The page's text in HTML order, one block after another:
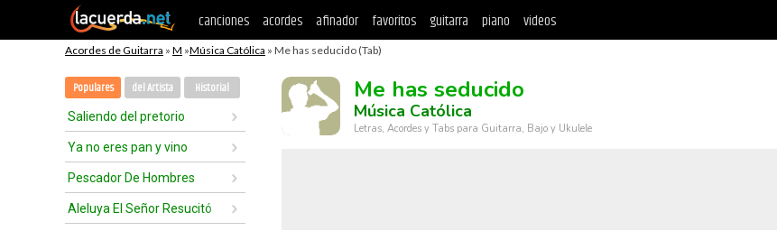
canciones acordes afinador favoritos guitarra piano videos
Acordes de Guitarra » M »Música Católica » Me has seducido (Tab)
Populares del Artista Historial
Saliendo del pretorio
Ya no eres pan y vino
Pescador De Hombres
Aleluya El Señor Resucitó
Me has seducido
Música Católica
Letras, Acordes y Tabs para Guitarra, Bajo y Ukulele